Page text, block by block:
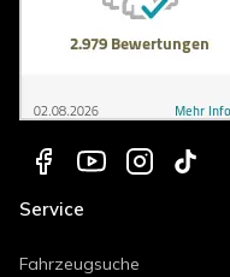
Service
Fahrzeugsuche